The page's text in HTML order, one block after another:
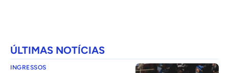
ÚLTIMAS NOTÍCIAS
INGRESSOS